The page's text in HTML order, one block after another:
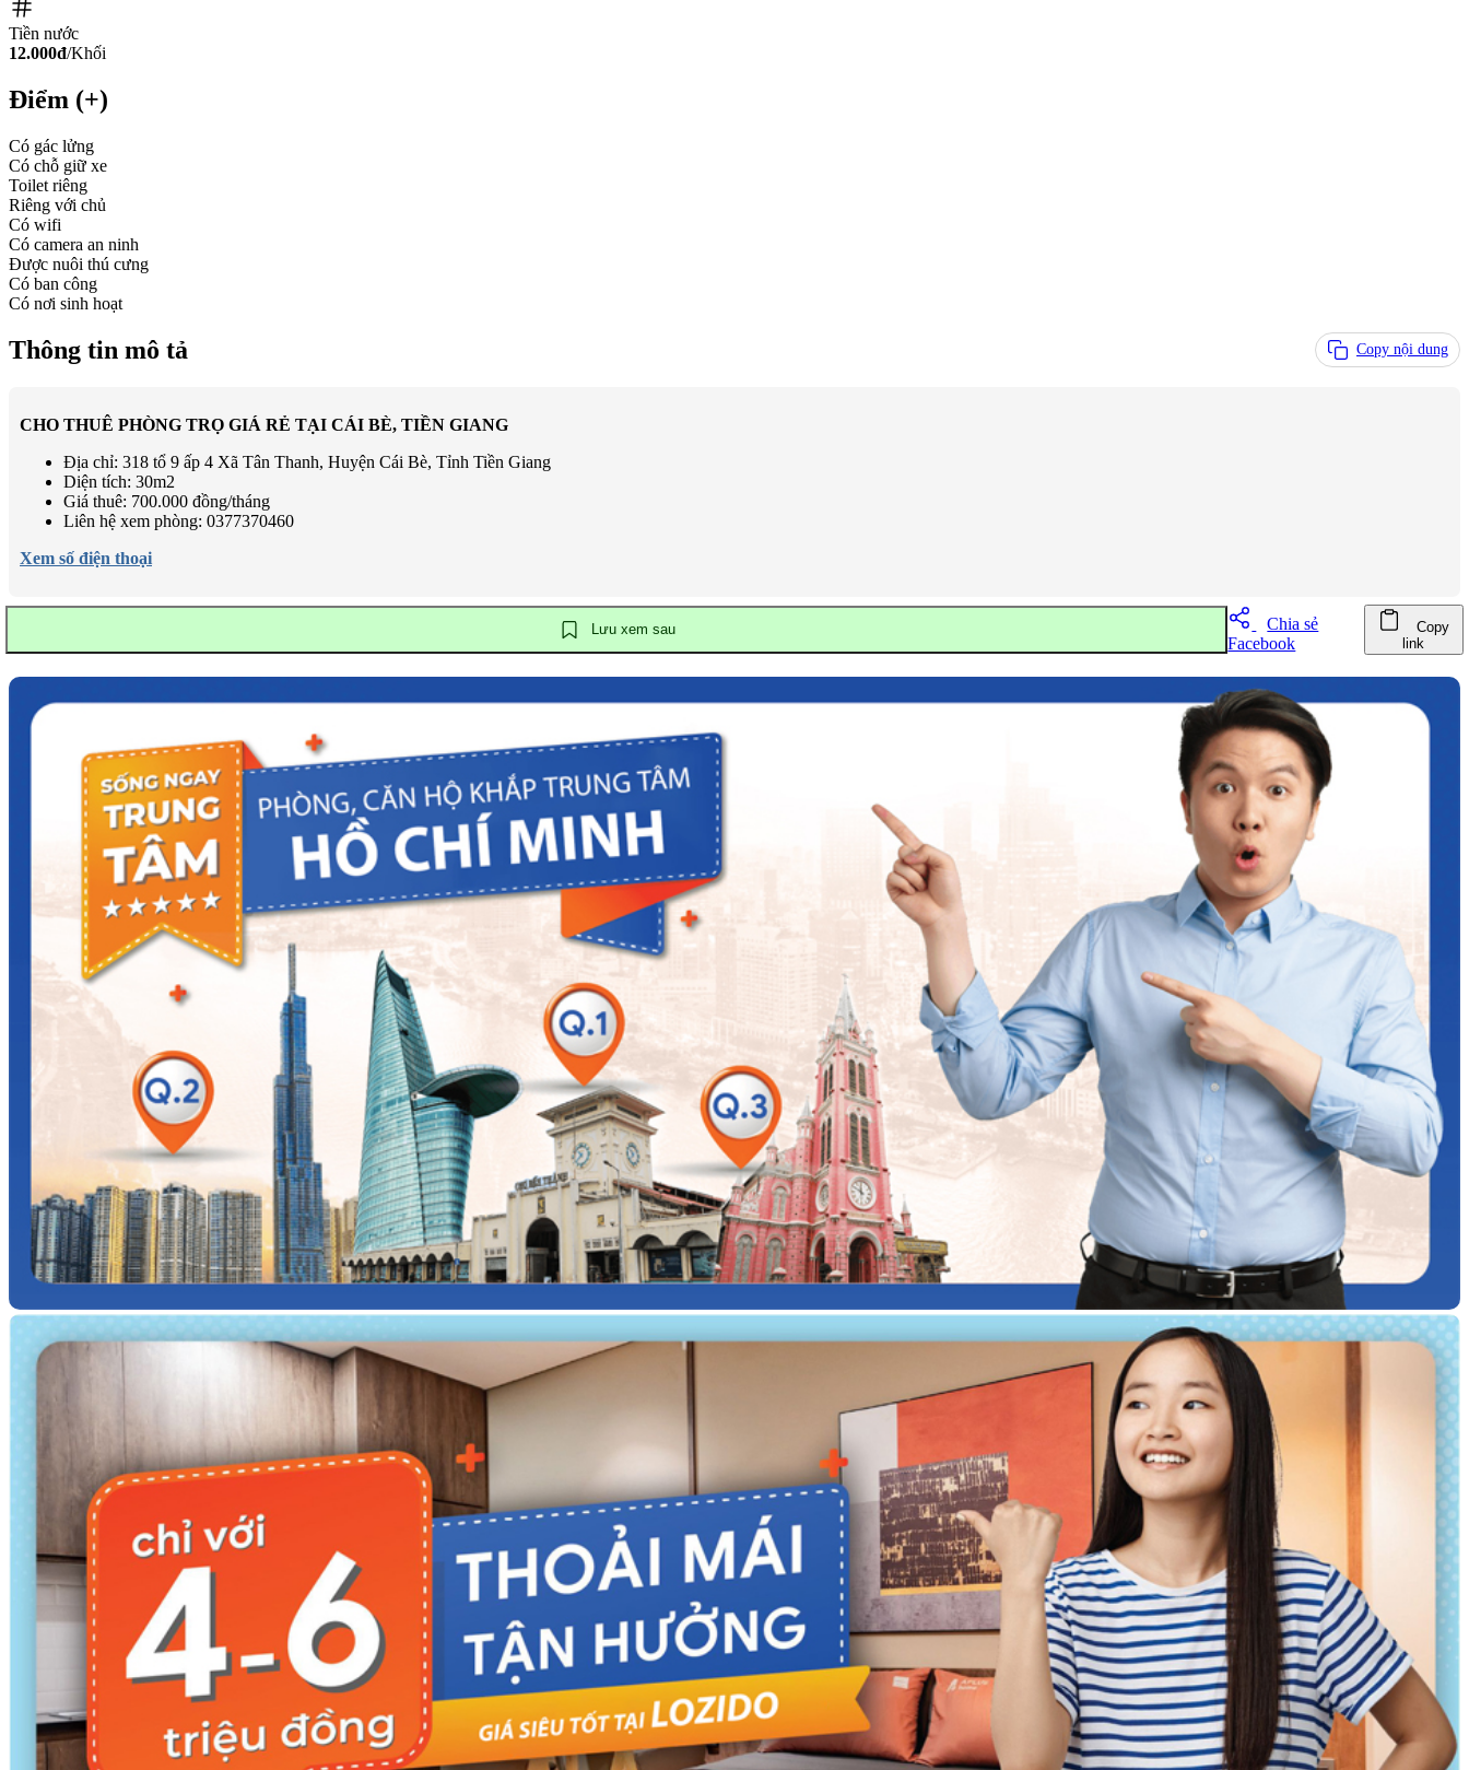
Tiền nước
12.000đ/Khối
Điểm (+)
Có gác lửng
Có chỗ giữ xe
Toilet riêng
Riêng với chủ
Có wifi
Có camera an ninh
Được nuôi thú cưng
Có ban công
Có nơi sinh hoạt
Thông tin mô tả Copy nội dung
CHO THUÊ PHÒNG TRỌ GIÁ RẺ TẠI CÁI BÈ, TIỀN GIANG
Địa chỉ: 318 tổ 9 ấp 4 Xã Tân Thanh, Huyện Cái Bè, Tỉnh Tiền Giang
Diện tích: 30m2
Giá thuê: 700.000 đồng/tháng
Liên hệ xem phòng: 0377370460
Xem số điện thoại
Lưu xem sau
Chia sẻ
Facebook
Copy
link